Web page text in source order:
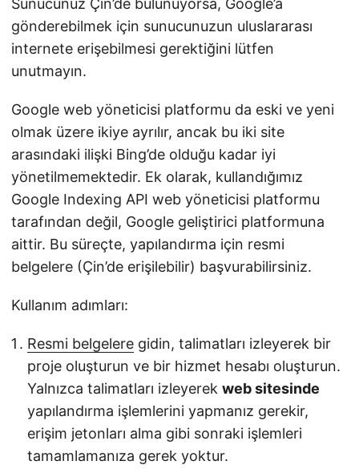
Sunucunuz Çin’de bulunuyorsa, Google’a
gönderebilmek için sunucunuzun uluslararası
internete erişebilmesi gerektiğini lütfen
unutmayın.
Google web yöneticisi platformu da eski ve yeni
olmak üzere ikiye ayrılır, ancak bu iki site
arasındaki ilişki Bing’de olduğu kadar iyi
yönetilmemektedir. Ek olarak, kullandığımız
Google Indexing API web yöneticisi platformu
tarafından değil, Google geliştirici platformuna
aittir. Bu süreçte, yapılandırma için resmi
belgelere (Çin’de erişilebilir) başvurabilirsiniz.
Kullanım adımları:
Resmi belgelere gidin, talimatları izleyerek bir
proje oluşturun ve bir hizmet hesabı oluşturun.
Yalnızca talimatları izleyerek web sitesinde
yapılandırma işlemlerini yapmanız gerekir,
erişim jetonları alma gibi sonraki işlemleri
tamamlamanıza gerek yoktur.